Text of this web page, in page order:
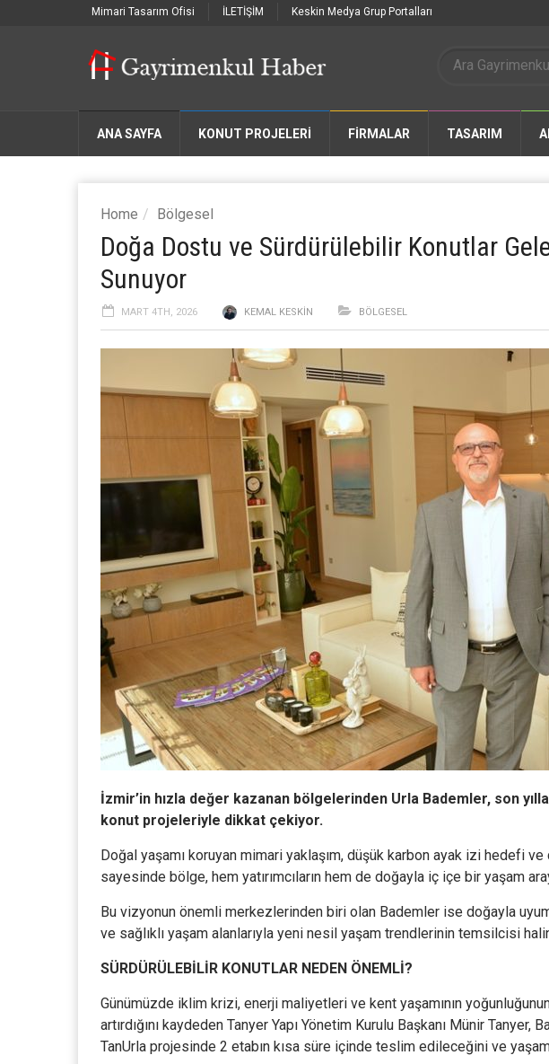
Mimari Tasarım Ofisi İLETİŞİM Keskin Medya Grup Portalları
ANA SAYFA KONUT PROJELERİ FIRMALAR TASARIM
Home Bölgesel
Doğa Dostu ve Sürdürülebilir Konutlar
Sunuyor
MART 4TH, 2026 KEMAL KESKIN BÖLGESEL
İzmir’in hızla değer kazanan bölgelerinden Urla Bademler, son
konut projeleriyle dikkat çekiyor.
Doğal yaşamı koruyan mimari yaklaşım, düşük karbon ayak izi hedefi
sayesinde bölge, hem yatırımcıların hem de doğayla iç içe bir yaşam
Bu vizyonun önemli merkezlerinden biri olan Bademler ise doğayla
ve sağlıklı yaşam alanlarıyla yeni nesil yaşam trendlerinin temsilcisi
SÜRDÜRÜLEBİLİR KONUTLAR NEDEN ÖNEMLİ?
Günümüzde iklim krizi, enerji maliyetleri ve kent yaşamının
artırdığını kaydeden Tanyer Yapı Yönetim Kurulu Başkanı Münir Tanyer,
TanUrla projesinde 2 etabın kısa süre içinde teslim edileceğini ve